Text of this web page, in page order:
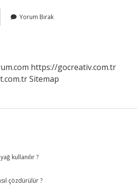
Yorum Bırak
https://gocreativ.com.tr
Sitemap
kullanılır ?
çözdürülür ?